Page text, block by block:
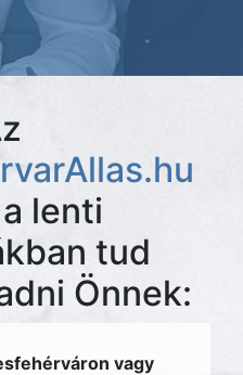
lenti
tud
Önnek:
vagy